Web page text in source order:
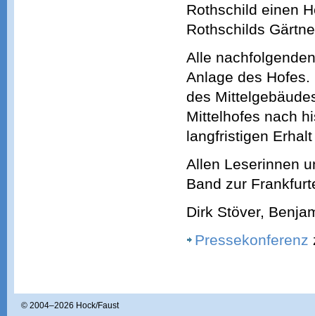
Rothschild einen
Rothschilds
Alle
Anlage des
des
Mittelhofes nach
langfristigen
Allen Leserinnen
Band zur
Dirk Stöver,
Pressekonferenz
© 2004–2026 Hock/Faust